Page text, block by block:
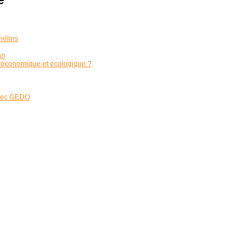
et écologique ?
GEDO